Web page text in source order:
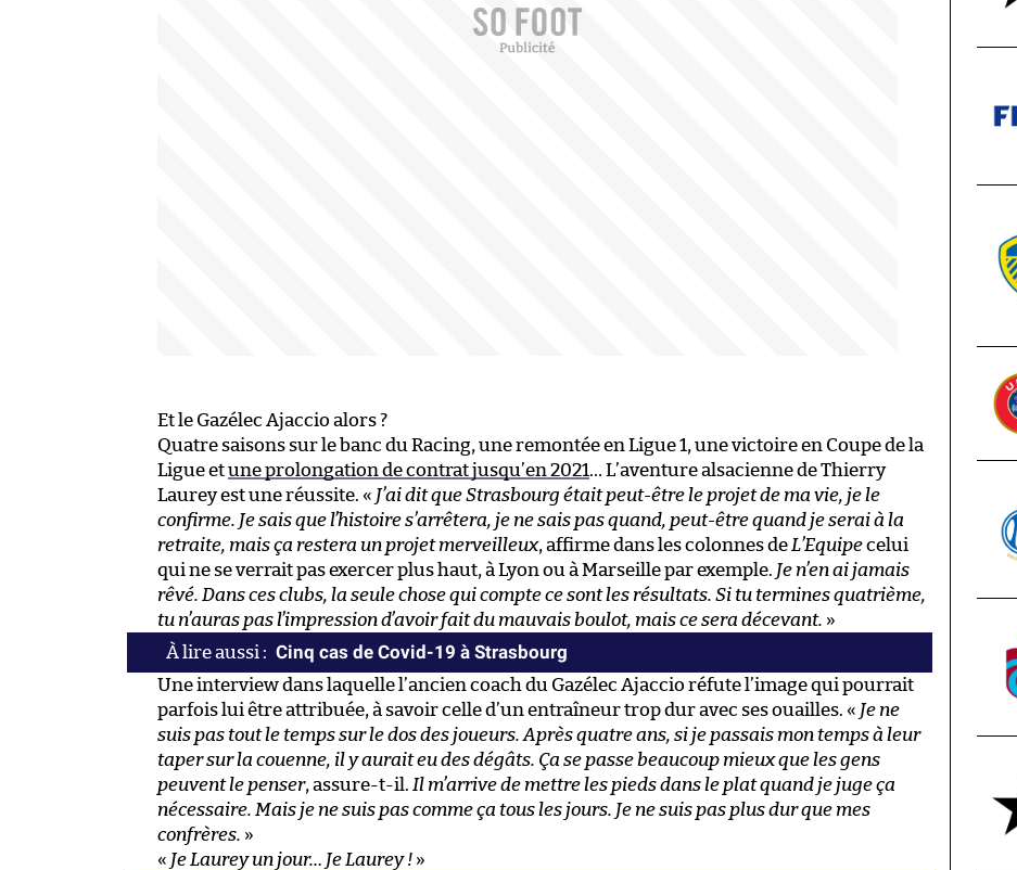
Et le Gazélec Ajaccio alors ?
Quatre saisons sur le banc du Racing, une remontée en Ligue 1, une victoire en Coupe de la
Ligue etune prolongation de contrat jusqu’en 2021… L’aventure alsacienne de Thierry
Laurey est une réussite. « J’ai dit que Strasbourg était peut-être le projet de ma vie, je le
confirme. Je sais que l’histoire s’arrêtera, je ne sais pas quand, peut-être quand je serai à la
retraite, mais ça restera un projet merveilleux, affirme dans les colonnes de L’Equipecelui
qui ne se verrait pas exercer plus haut, à Lyon ou à Marseille par exemple. Je n’en ai jamais
rêvé. Dans ces clubs, la seule chose qui compte ce sont les résultats. Si tu termines quatrième,
tu n’auras pas l’impression d’avoir fait du mauvais boulot, mais ce sera décevant. »
Cinq cas de Covid-19 à Strasbourg
Une interview dans laquelle l’ancien coach du Gazélec Ajaccio réfute l’image qui pourrait
parfois lui être attribuée, à savoir celle d’un entraîneur trop dur avec ses ouailles. « Je ne
suis pas tout le temps sur le dos des joueurs. Après quatre ans, si je passais mon temps à leur
taper sur la couenne, il y aurait eu des dégâts. Ça se passe beaucoup mieux que les gens
peuvent le penser, assure-t-il. Il m’arrive de mettre les pieds dans le plat quand je juge ça
nécessaire. Mais je ne suis pas comme ça tous les jours. Je ne suis pas plus dur que mes
confrères. »
« Je Laurey un jour… Je Laurey ! »